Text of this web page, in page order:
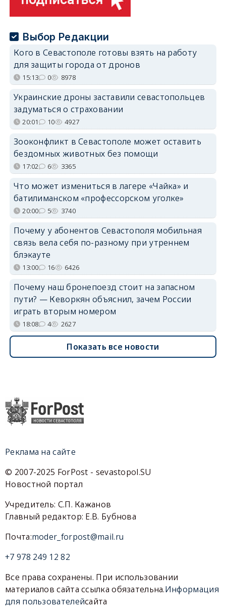
Выбор Редакции
Кого в Севастополе готовы взять на работу
для защиты города от дронов
15:13 0 8978
Украинские дроны заставили севастопольцев
задуматься о страховании
20:01 10 4927
Зооконфликт в Севастополе может оставить
бездомных животных без помощи
17:02 6 3365
Что может измениться в лагере «Чайка» и
батилиманском «профессорском уголке»
20:00 5 3740
Почему у абонентов Севастополя мобильная
связь вела себя по-разному при утреннем
блэкауте
13:00 16 6426
Почему наш бронепоезд стоит на запасном
пути? — Кеворкян объяснил, зачем России
играть вторым номером
18:08 4 2627
Показать все новости
Реклама на сайте
© 2007-2025 ForPost - sevastopol.SU
Новостной портал
Учредитель: С.П. Кажанов
Главный редактор: Е.В. Бубнова
Почта:moder_forpost@mail.ru
+7 978 249 12 82
Все права сохранены. При использовании
материалов сайта ссылка обязательна.Информация
для пользователейсайта